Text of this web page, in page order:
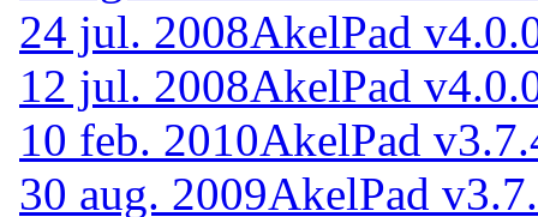
24 jul. 2008AkelPad
12 jul. 2008AkelPad
10 feb. 2010AkelPad
30 aug. 2009AkelPad